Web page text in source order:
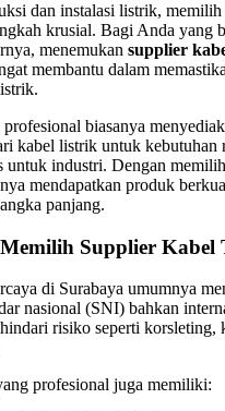
dan instalasi listrik,
krusial. Bagi Anda yang
menemukan supplier
membantu dalam
biasanya
kabel listrik untuk kebutuhan
untuk industri. Dengan
mendapatkan produk
panjang.
Supplier Kabel
di Surabaya umumnya
nasional (SNI) bahkan
risiko seperti korsleting,
profesional juga memiliki: